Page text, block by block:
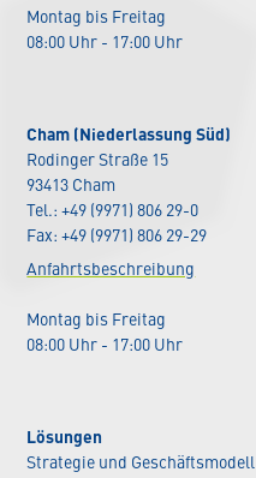
Montag bis Freitag
08:00 Uhr - 17:00 Uhr
Cham (Niederlassung Süd)
Rodinger Straße 15
93413 Cham
Tel.: +49 (9971) 806 29-0
Fax: +49 (9971) 806 29-29
Anfahrtsbeschreibung
Montag bis Freitag
08:00 Uhr - 17:00 Uhr
Lösungen
Strategie und Geschäftsmodell